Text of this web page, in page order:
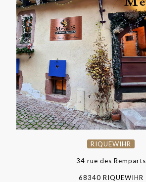
RIQUEWIHR
RIQUEWIHR
34 rue des Remparts
68340 RIQUEWIHR